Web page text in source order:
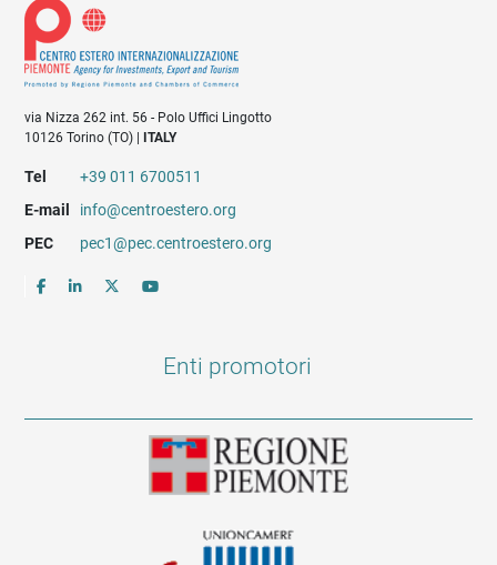
via Nizza 262 int. 56 - Polo Uffici Lingotto
10126 Torino (TO) |
ITALY
Tel
+39 011 6700511
E-mail
info@centroestero.org
PEC
pec1@pec.centroestero.org
Enti promotori